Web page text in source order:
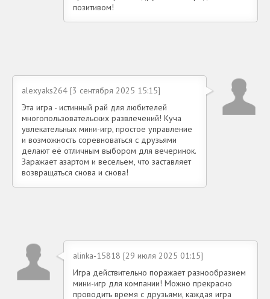
позитивом!
alexyaks264 [3 сентября 2025 15:15]
Эта игра - истинный рай для любителей
многопользовательских развлечений! Куча
увлекательных мини-игр, простое управление
и возможность соревноваться с друзьями
делают её отличным выбором для вечеринок.
Заражает азартом и весельем, что заставляет
возвращаться снова и снова!
alinka-15818 [29 июля 2025 01:15]
Игра действительно поражает разнообразием
мини-игр для компании! Можно прекрасно
проводить время с друзьями, каждая игра